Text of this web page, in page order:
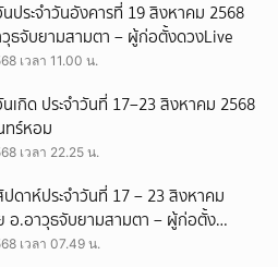
ประจำวันอังคารที่ 19 สิงหาคม 2568
ธจับยามสามตา – ผู้ก่อตั้งดวงLive
เวลา 11.00 น.
เกิด ประจำวันที่ 17–23 สิงหาคม 2568
ทร์หอม
เวลา 22.25 น.
ดาห์ประจำวันที่ 17 – 23 สิงหาคม
อ.อาวุธจับยามสามตา – ผู้ก่อตั้ง
เวลา 07.49 น.